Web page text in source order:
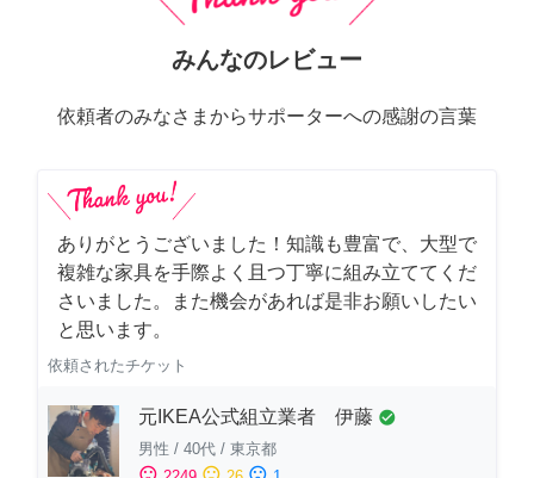
みんなのレビュー
依頼者のみなさまからサポーターへの感謝の言葉
ありがとうございました！知識も豊富で、大型で
複雑な家具を手際よく且つ丁寧に組み立ててくだ
さいました。また機会があれば是非お願いしたい
と思います。
依頼されたチケット
元IKEA公式組立業者 伊藤 check_circle
男性 / 40代 / 東京都